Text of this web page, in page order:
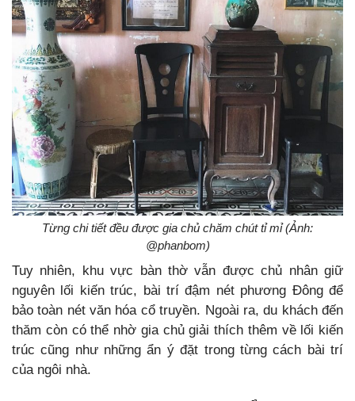
Từng chi tiết đều được gia chủ chăm chút tỉ mỉ (Ảnh:
@phanbom)
Tuy nhiên, khu vực bàn thờ vẫn được chủ nhân giữ
nguyên lối kiến trúc, bài trí đậm nét phương Đông để
bảo toàn nét văn hóa cổ truyền. Ngoài ra, du khách đến
thăm còn có thể nhờ gia chủ giải thích thêm về lối kiến
trúc cũng như những ẩn ý đặt trong từng cách bài trí
của ngôi nhà.